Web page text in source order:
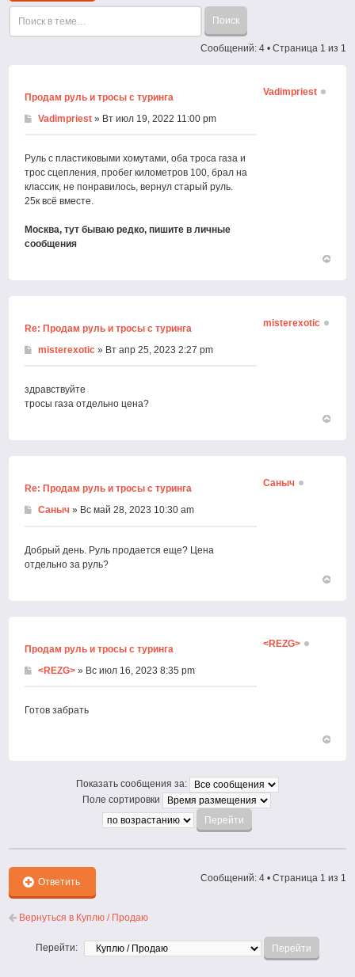
Сообщений: 4 • Страница 1 из 1
Продам руль и тросы с туринга
Vadimpriest » Вт июл 19, 2022 11:00 pm
Руль с пластиковыми хомутами, оба троса газа и
трос сцепления, пробег километров 100, брал на
классик, не понравилось, вернул старый руль.
25к всё вместе.
Москва, тут бываю редко, пишите в личные
сообщения
Vadimpriest
Re: Продам руль и тросы с туринга
misterexotic » Вт апр 25, 2023 2:27 pm
здравствуйте
тросы газа отдельно цена?
misterexotic
Re: Продам руль и тросы с туринга
Саныч » Вс май 28, 2023 10:30 am
Добрый день. Руль продается еще? Цена
отдельно за руль?
Саныч
Продам руль и тросы с туринга
<REZG> » Вс июл 16, 2023 8:35 pm
Готов забрать
<REZG>
Показать сообщения за:
Поле сортировки
Ответить Сообщений: 4 • Страница 1 из 1
Вернуться в Куплю / Продаю
Перейти: